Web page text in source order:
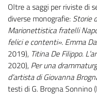
Oltre a saggi per riviste di
diverse monografie: Storie
Marionettistica fratelli
felici e contenti». Emma
2019), Titina De Filippo.
2020), Per una
d’artista di Giovanna
testi di G. Brogna Sonnino